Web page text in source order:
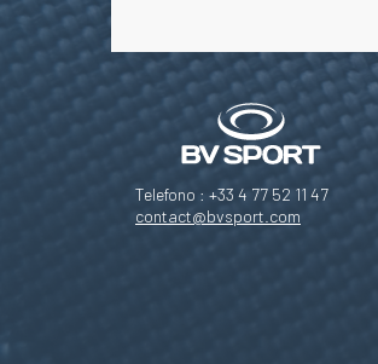
Telefono : +33 4 77 52 11 47
contact@bvsport.com